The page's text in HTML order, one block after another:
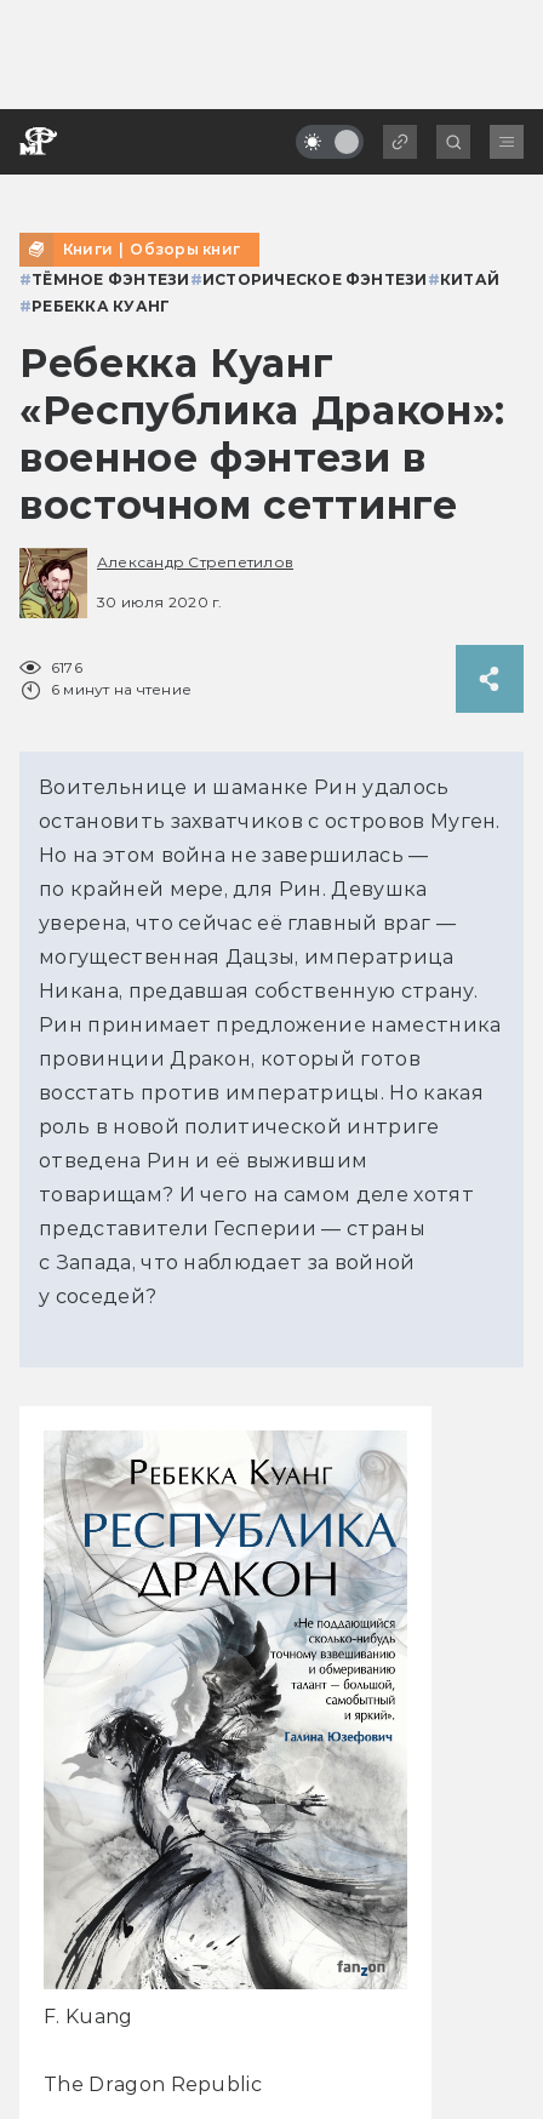
Книги | Обзоры книг
#ТЁМНОЕ ФЭНТЕЗИ #ИСТОРИЧЕСКОЕ ФЭНТЕЗИ #КИТАЙ
#РЕБЕККА КУАНГ
Ребекка Куанг
«Республика Дракон»:
военное фэнтези в
восточном сеттинге
Александр Стрепетилов
30 июля 2020 г.
6176
6 минут на чтение
Воительнице и шаманке Рин удалось
остановить захватчиков с островов Муген.
Но на этом война не завершилась —
по крайней мере, для Рин. Девушка
уверена, что сейчас её главный враг —
могущественная Дацзы, императрица
Никана, предавшая собственную страну.
Рин принимает предложение наместника
провинции Дракон, который готов
восстать против императрицы. Но какая
роль в новой политической интриге
отведена Рин и её выжившим
товарищам? И чего на самом деле хотят
представители Гесперии — страны
с Запада, что наблюдает за войной
у соседей?
F. Kuang
The Dragon Republic